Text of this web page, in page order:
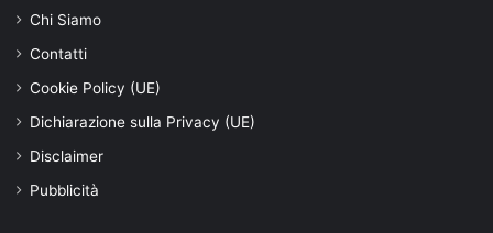
Chi Siamo
Contatti
Cookie Policy (UE)
Dichiarazione sulla Privacy (UE)
Disclaimer
Pubblicità